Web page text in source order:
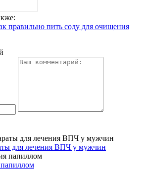
правильно пить соду для очищения
для лечения ВПЧ у мужчин
папиллом